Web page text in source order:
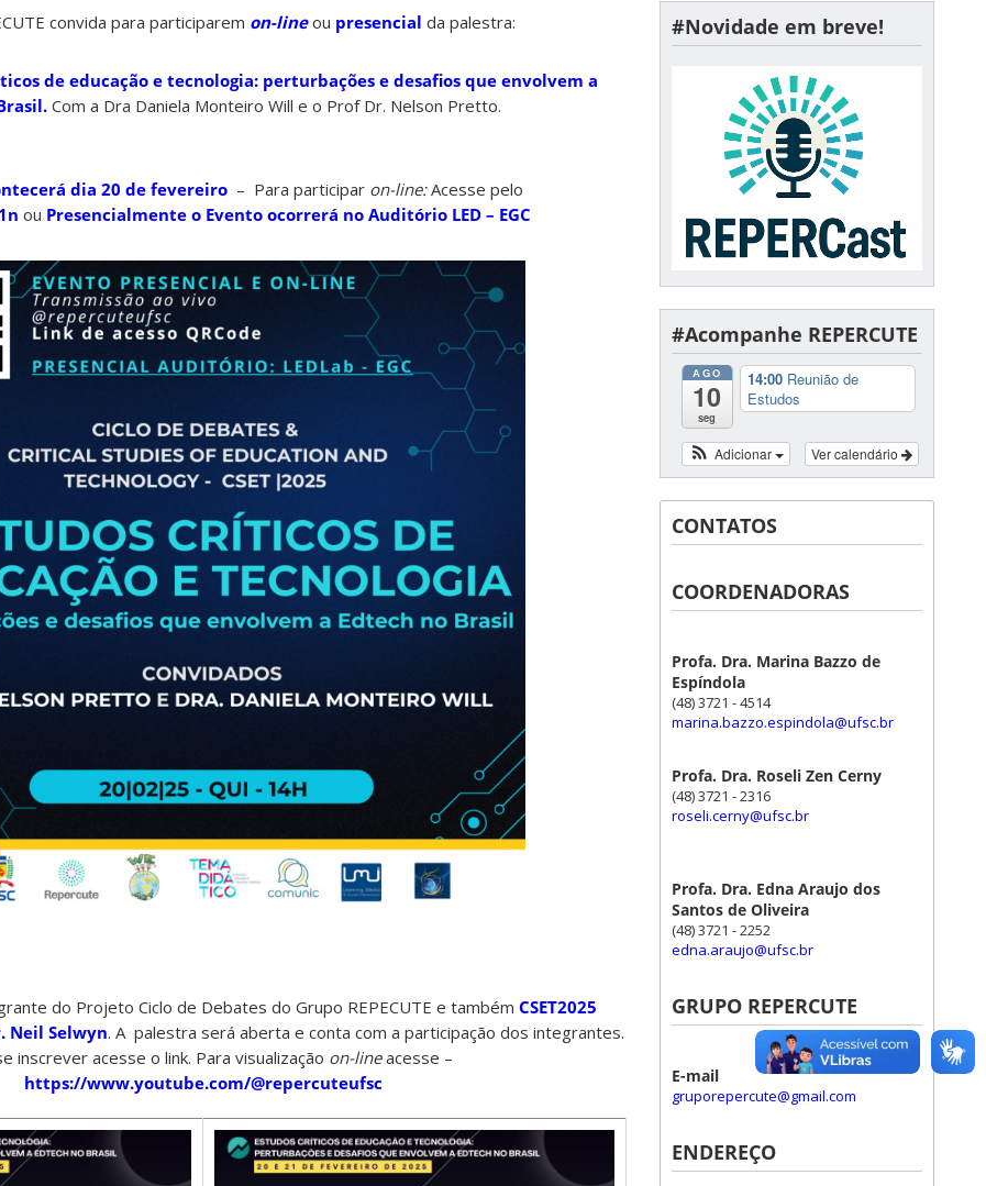
convida para participarem on-line ou presencial da palestra:
de educação e tecnologia: perturbações e desafios que envolvem a
Com a Dra Daniela Monteiro Will e o Prof Dr. Nelson Pretto.
dia 20 de fevereiro – Para participar on-line:Acesse pelo
ou Presencialmente o Evento ocorrerá no Auditório LED – EGC
do Projeto Ciclo de Debates do Grupo REPECUTE e também CSET2025
Neil Selwyn. A palestra será aberta e conta com a participação dos integrantes.
inscrever acesse o link. Para visualização on-lineacesse –
https://www.youtube.com/@repercuteufsc
#Novidade em breve!
#Acompanhe REPERCUTE
AGO
10
seg
14:00 Reunião de
Estudos
Ver calendário
Adicionar
CONTATOS
COORDENADORAS
Profa. Dra. Marina Bazzo de
Espíndola
(48) 3721 - 4514
marina.bazzo.espindola@ufsc.br
Profa. Dra. Roseli Zen Cerny
(48) 3721 - 2316
roseli.cerny@ufsc.br
Profa. Dra. Edna Araujo dos
Santos de Oliveira
(48) 3721 - 2252
edna.araujo@ufsc.br
GRUPO REPERCUTE
E-mail
gruporepercute@gmail.com
ENDEREÇO